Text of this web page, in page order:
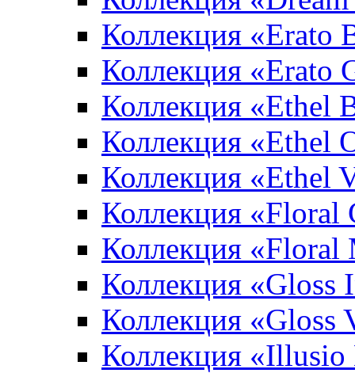
Коллекция «Erato
Коллекция «Erato
Коллекция «Ethel
Коллекция «Ethel
Коллекция «Ethel
Коллекция «Floral
Коллекция «Floral
Коллекция «Gloss
Коллекция «Gloss
Коллекция «Illusio